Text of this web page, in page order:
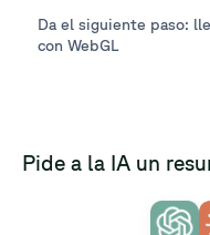
Da el siguiente paso:
con WebGL
Pide a la IA un